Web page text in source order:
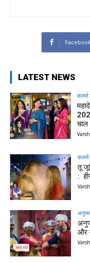
LATEST NEWS
कलर्स
चाल
कलर्स
तू
:
और